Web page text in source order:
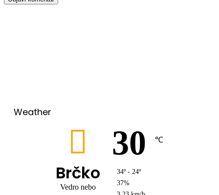
Weather
Brčko
Vedro nebo
30 ℃
34º - 24º
37%